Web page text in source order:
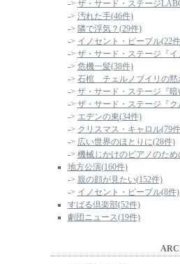
-> ザ・サード・ステージ
-> 汚れた手(46件)
-> 隣で浮気？(29件)
-> イノセント・ピープル(22
-> ザ・サード・ステージ『
-> 危機一髪(38件)
-> 石棺 チェルノブイリの黙
-> ザ・サード・ステージ『
-> ザ・サード・ステージ『
-> エデンの東(34件)
-> クリスマス・キャロル(79
-> 広い世界のほとりに(28件)
-> 機械じかけのピアノのた
地方公演(160件)
-> 親の顔が見たい(152件)
-> イノセント・ピープル(8件)
すばる倶楽部(52件)
劇団ニュース(19件)